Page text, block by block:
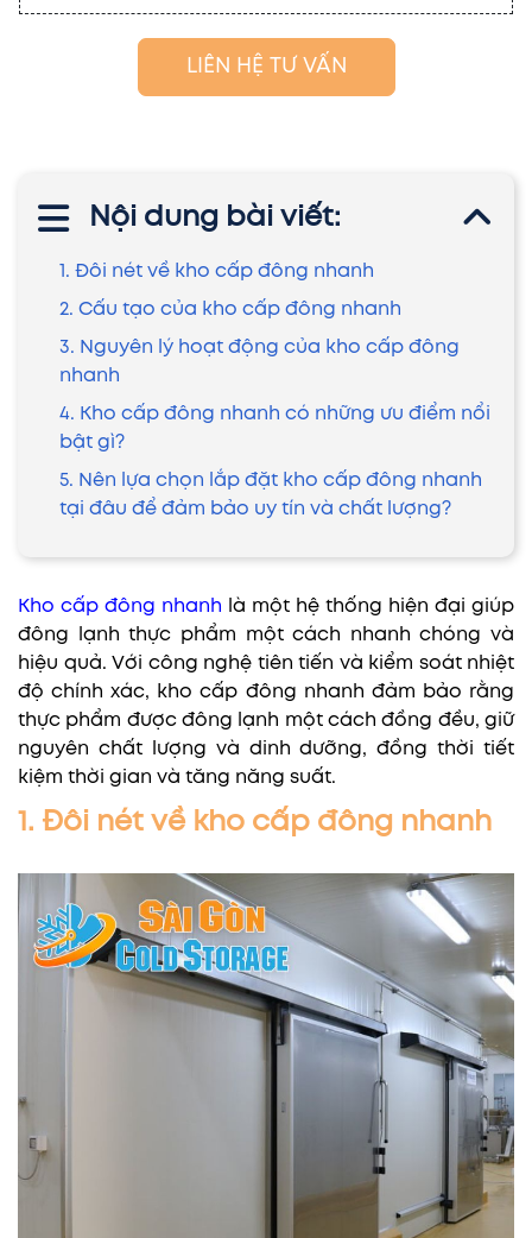
LIÊN HỆ TƯ VẤN
Nội dung bài viết:
1. Đôi nét về kho cấp đông nhanh
2. Cấu tạo của kho cấp đông nhanh
3. Nguyên lý hoạt động của kho cấp đông
nhanh
4. Kho cấp đông nhanh có những ưu điểm nổi
bật gì?
5. Nên lựa chọn lắp đặt kho cấp đông nhanh
tại đâu để đảm bảo uy tín và chất lượng?
Kho cấp đông nhanh là một hệ thống hiện đại giúp
đông lạnh thực phẩm một cách nhanh chóng và
hiệu quả. Với công nghệ tiên tiến và kiểm soát nhiệt
độ chính xác, kho cấp đông nhanh đảm bảo rằng
thực phẩm được đông lạnh một cách đồng đều, giữ
nguyên chất lượng và dinh dưỡng, đồng thời tiết
kiệm thời gian và tăng năng suất.
1. Đôi nét về kho cấp đông nhanh